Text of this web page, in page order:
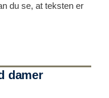
du se, at teksten er
damer